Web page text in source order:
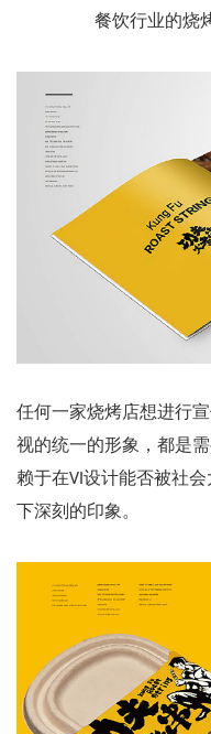
餐饮行业的烧
任何一家烧烤店想进行
视的统一的形象，都是
赖于在VI设计能否被社
下深刻的印象。